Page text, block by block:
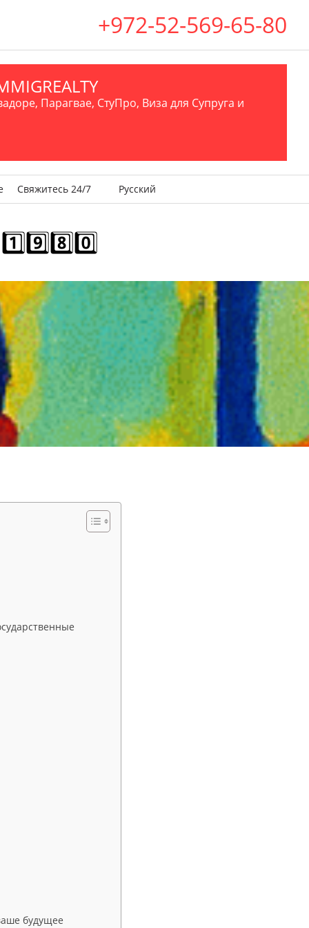
+972-52-569-65-80
Парагвае, СтуПро, Виза для Супруга и
Свяжитесь 24/7 Русский
будущее